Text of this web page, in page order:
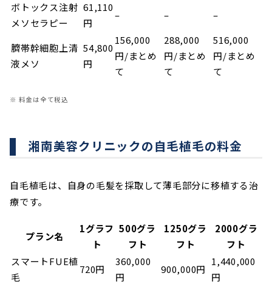
ボトックス注射
メソセラピー
61,110
円
– – –
臍帯幹細胞上清
液メソ
54,800
円
156,000
円/まとめ
て
288,000
円/まとめ
て
516,000
円/まとめ
て
※ 料金は全て税込
湘南美容クリニックの自毛植毛の料金
自毛植毛は、自身の毛髪を採取して薄毛部分に移植する治
療です。
プラン名
1グラフ
ト
500グラ
フト
1250グラ
フト
2000グラ
フト
スマートFUE植
毛
720円
360,000
円
900,000円
1,440,000
円